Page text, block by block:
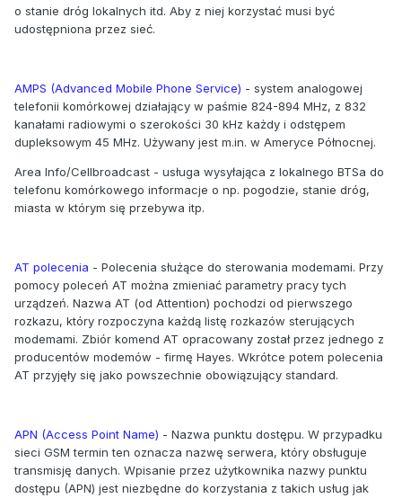
o stanie dróg lokalnych itd. Aby z niej korzystać musi być
udostępniona przez sieć.
AMPS (Advanced Mobile Phone Service) - system analogowej
telefonii komórkowej działający w paśmie 824-894 MHz, z 832
kanałami radiowymi o szerokości 30 kHz każdy i odstępem
dupleksowym 45 MHz. Używany jest m.in. w Ameryce Północnej.
Area Info/Cellbroadcast - usługa wysyłająca z lokalnego BTSa do
telefonu komórkowego informacje o np. pogodzie, stanie dróg,
miasta w którym się przebywa itp.
AT polecenia - Polecenia służące do sterowania modemami. Przy
pomocy poleceń AT można zmieniać parametry pracy tych
urządzeń. Nazwa AT (od Attention) pochodzi od pierwszego
rozkazu, który rozpoczyna każdą listę rozkazów sterujących
modemami. Zbiór komend AT opracowany został przez jednego z
producentów modemów - firmę Hayes. Wkrótce potem polecenia
AT przyjęły się jako powszechnie obowiązujący standard.
APN (Access Point Name) - Nazwa punktu dostępu. W przypadku
sieci GSM termin ten oznacza nazwę serwera, który obsługuje
transmisję danych. Wpisanie przez użytkownika nazwy punktu
dostępu (APN) jest niezbędne do korzystania z takich usług jak